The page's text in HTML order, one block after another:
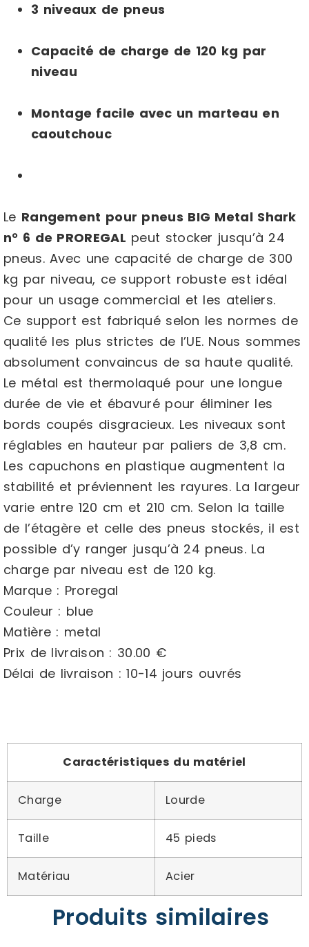
3 niveaux de pneus
Capacité de charge de 120 kg par
niveau
Montage facile avec un marteau en
caoutchouc
Le Rangement pour pneus BIG Metal Shark
n° 6 de PROREGAL peut stocker jusqu’à 24
pneus. Avec une capacité de charge de 300
kg par niveau, ce support robuste est idéal
pour un usage commercial et les ateliers.
Ce support est fabriqué selon les normes de
qualité les plus strictes de l’UE. Nous sommes
absolument convaincus de sa haute qualité.
Le métal est thermolaqué pour une longue
durée de vie et ébavuré pour éliminer les
bords coupés disgracieux. Les niveaux sont
réglables en hauteur par paliers de 3,8 cm.
Les capuchons en plastique augmentent la
stabilité et préviennent les rayures. La largeur
varie entre 120 cm et 210 cm. Selon la taille
de l’étagère et celle des pneus stockés, il est
possible d’y ranger jusqu’à 24 pneus. La
charge par niveau est de 120 kg.
Marque : Proregal
Couleur : blue
Matière : metal
Prix de livraison : 30.00 €
Délai de livraison : 10-14 jours ouvrés
Caractéristiques du matériel
Charge Lourde
Taille 45 pieds
Matériau Acier
Produits similaires